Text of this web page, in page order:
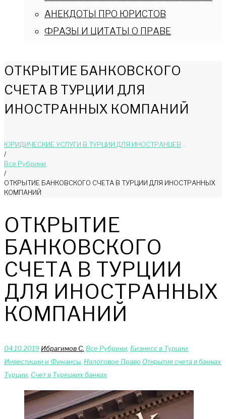
АНЕКДОТЫ ПРО ЮРИСТОВ
ФРАЗЫ И ЦИТАТЫ О ПРАВЕ
ОТКРЫТИЕ БАНКОВСКОГО
СЧЕТА В ТУРЦИИ ДЛЯ
ИНОСТРАННЫХ КОМПАНИЙ
ЮРИДИЧЕСКИЕ УСЛУГИ В ТУРЦИИ ДЛЯ ИНОСТРАНЦЕВ
/
Bce Pyбрики
/
ОТКРЫТИЕ БАНКОВСКОГО СЧЕТА В ТУРЦИИ ДЛЯ ИНОСТРАННЫХ
КОМПАНИЙ
ОТКРЫТИЕ
БАНКОВСКОГО
СЧЕТА В ТУРЦИИ
ДЛЯ ИНОСТРАННЫХ
КОМПАНИЙ
04.10.2019 Ибрагимов С. Bce Pyбрики Бизнесс в Турции
Инвестиции и Финансы Налоговое Право Открытия счета в банках
Турции Счет в Турецких банках